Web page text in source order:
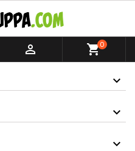
 shopping_cart0